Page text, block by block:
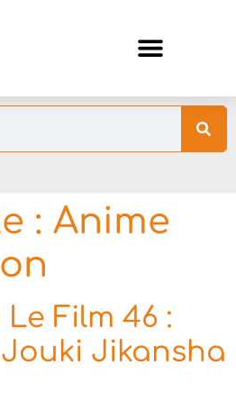
: Anime
Film 46 :
Jikansha